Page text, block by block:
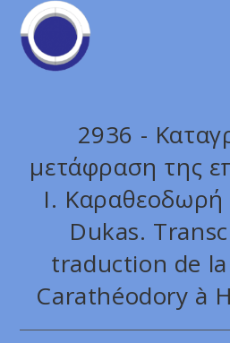
2936 -
μετάφραση της
Ι.
Dukas.
traduction de
Carathéodory à